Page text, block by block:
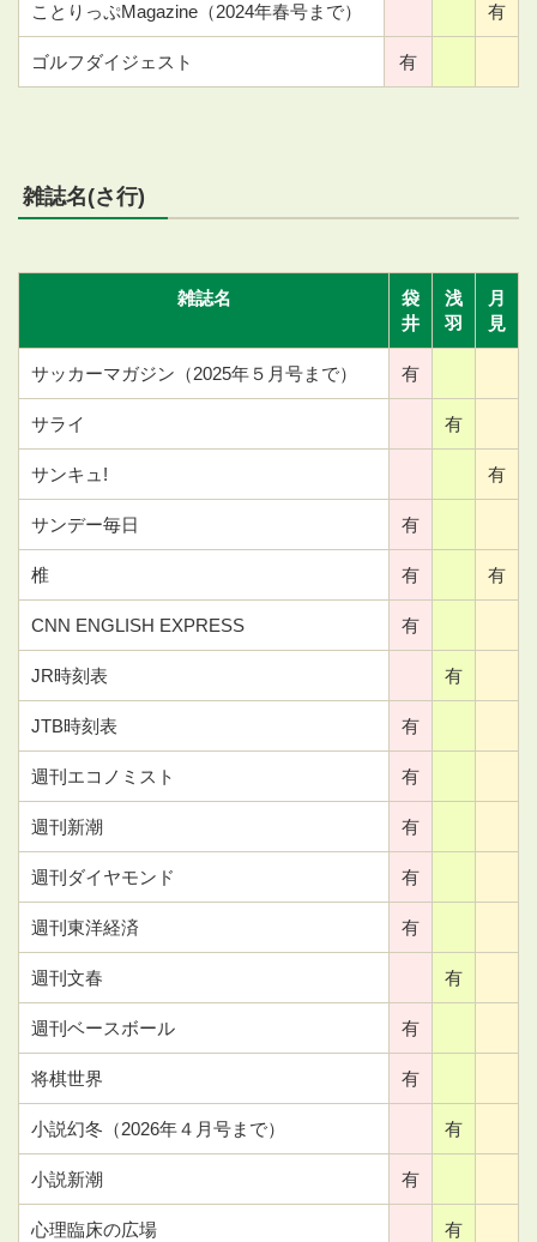
ことりっぷMagazine（2024年春号まで） 有
ゴルフダイジェスト 有
雑誌名(さ行)
雑誌名
袋
井
浅
羽
月
見
サッカーマガジン（2025年５月号まで） 有
サライ 有
サンキュ! 有
サンデー毎日 有
椎 有 有
CNN ENGLISH EXPRESS 有
JR時刻表 有
JTB時刻表 有
週刊エコノミスト 有
週刊新潮 有
週刊ダイヤモンド 有
週刊東洋経済 有
週刊文春 有
週刊ベースボール 有
将棋世界 有
小説幻冬（2026年４月号まで） 有
小説新潮 有
心理臨床の広場 有